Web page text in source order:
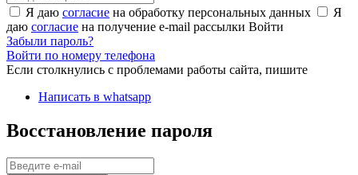
Я даю согласие на обработку персональных данных
Я
даю согласие на получение e-mail рассылки Войти
Забыли пароль?
Войти по номеру телефона
Если столкнулись с проблемами работы сайта, пишите
Написать в whatsapp
Восстановление пароля